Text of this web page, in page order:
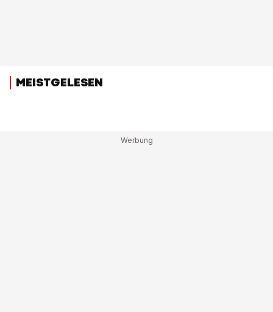
MEISTGELESEN